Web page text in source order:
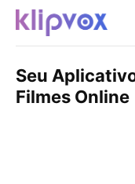
Seu
Filmes Online